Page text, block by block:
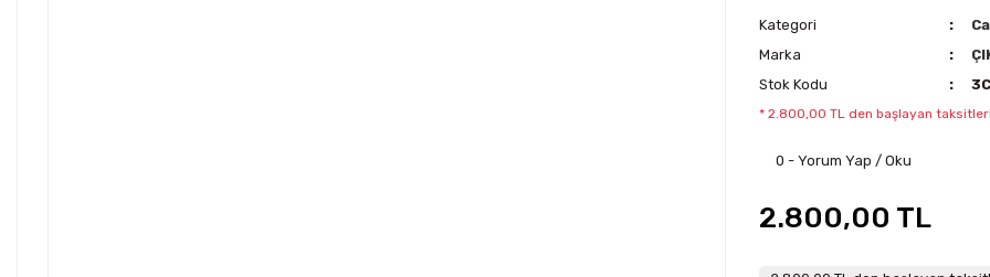
Kategori
Marka
Stok Kodu
* 2.800,00 TL den başlayan
0 - Yorum Yap / Oku
2.800,00 TL